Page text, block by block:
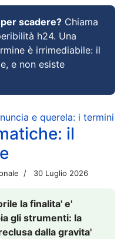
scadere? Chiama
h24. Una
è irrimediabile: il
e non esiste
e querela: i termini
il
30 Luglio 2026
la finalita' e'
gli strumenti: la
dalla gravita'